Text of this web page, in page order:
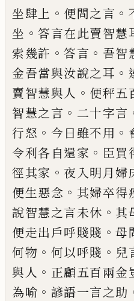
坐肆上 。 便問之言 。
坐 。答言在此賣智慧
索幾許 。答言 。 吾智
金吾當與汝說之耳 。
賣智慧與人 。 便秤五
智慧之言 。 二十字言
行怒 。 今日雖不用 。
令利各自還家 。 臣買
徑其家 。 夜入明月 婦
便生惡念 。 其婦卒得
說智慧之言未休 。其
便走出戶呼賤賤 。母
何物 。 何以呼賤 。 兒
與人 。 正顧五百兩金
為喻 。 諺語一言之助